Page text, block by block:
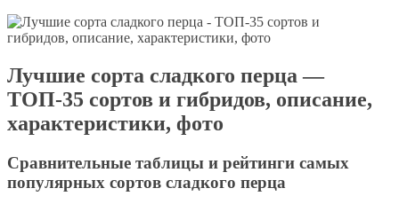
Лучшие сорта сладкого перца —
ТОП-35 сортов и гибридов, описание,
характеристики, фото
Сравнительные таблицы и рейтинги самых
популярных сортов сладкого перца